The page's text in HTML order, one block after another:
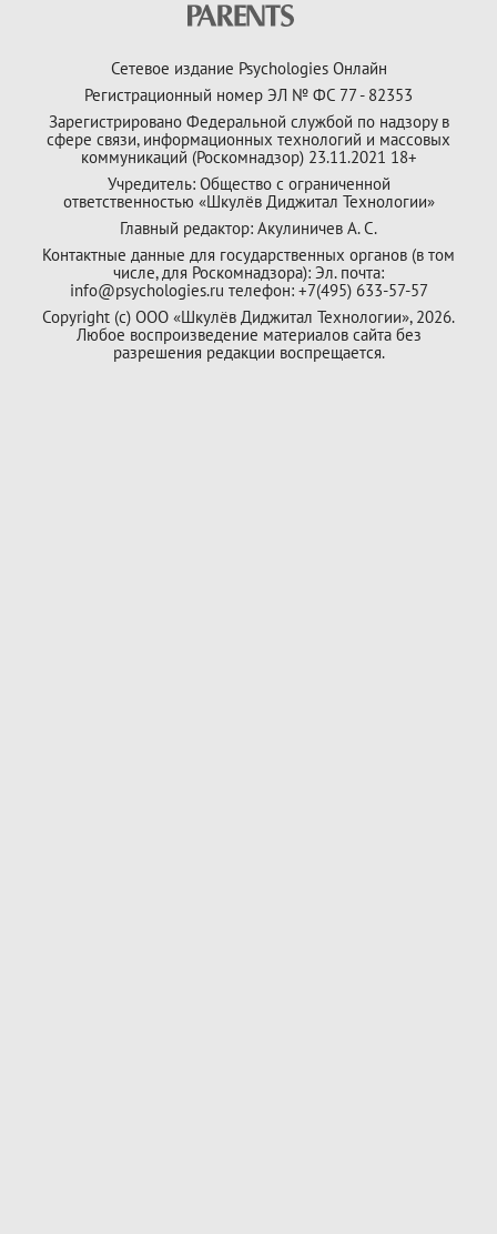
Сетевое издание Psychologies Онлайн
Регистрационный номер ЭЛ № ФС 77 - 82353
Зарегистрировано Федеральной службой по надзору в
сфере связи, информационных технологий и массовых
коммуникаций (Роскомнадзор) 23.11.2021 18+
Учредитель: Общество с ограниченной
ответственностью «Шкулёв Диджитал Технологии»
Главный редактор: Акулиничев А. С.
Контактные данные для государственных органов (в том
числе, для Роскомнадзора): Эл. почта:
info@psychologies.ru телефон: +7(495) 633-57-57
Copyright (с) ООО «Шкулёв Диджитал Технологии», 2026.
Любое воспроизведение материалов сайта без
разрешения редакции воспрещается.